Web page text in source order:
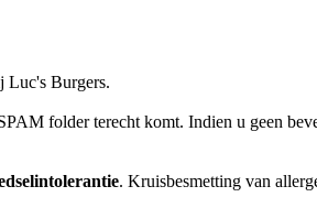
Luc's Burgers.
folder terecht komt. Indien u geen
. Kruisbesmetting van